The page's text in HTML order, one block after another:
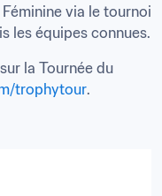
via le tournoi
les équipes connues.
la Tournée du
trophytour